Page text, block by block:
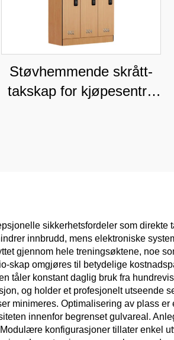
Støvhemmende skrått-
takskap for kjøpesentre
sikkerhetsfordeler som
innbrudd, mens elektroniske
gjennom hele treningsøktene, noe
skap omgjøres til betydelige
tåler konstant daglig bruk fra
og holder et profesjonelt
minimeres. Optimalisering av plass
innenfor begrenset gulvareal.
konfigurasjoner tillater enkel